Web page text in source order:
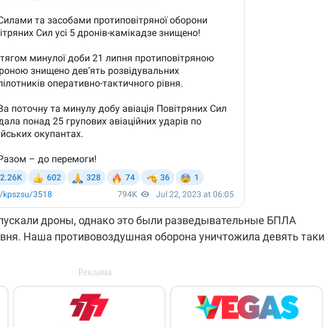
дроны, однако это были разведывательные БПЛА
Наша противовоздушная оборона уничтожила девять